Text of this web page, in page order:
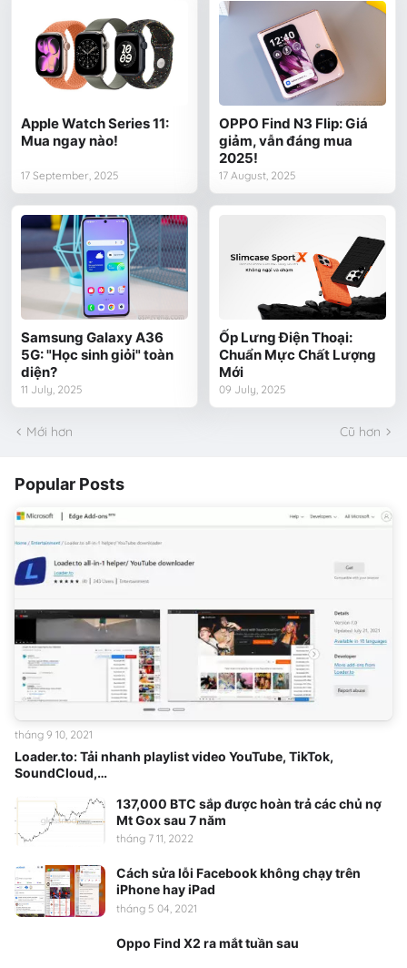
Apple Watch Series 11:
Mua ngay nào!
17 September, 2025
OPPO Find N3 Flip: Giá
giảm, vẫn đáng mua
2025!
17 August, 2025
Samsung Galaxy A36
5G: "Học sinh giỏi" toàn
diện?
11 July, 2025
Ốp Lưng Điện Thoại:
Chuẩn Mực Chất Lượng
Mới
09 July, 2025
Mới hơn Cũ hơn
Popular Posts
Loader.to: Tải nhanh playlist video YouTube, TikTok,
SoundCloud,…
tháng 9 10, 2021
137,000 BTC sắp được hoàn trả các chủ nợ
Mt Gox sau 7 năm
tháng 7 11, 2022
Cách sửa lỗi Facebook không chạy trên
iPhone hay iPad
tháng 5 04, 2021
Oppo Find X2 ra mắt tuần sau